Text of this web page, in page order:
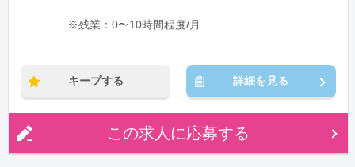
※残業：0〜10時間程度/月
キープする 詳細を見る
この求人に応募する